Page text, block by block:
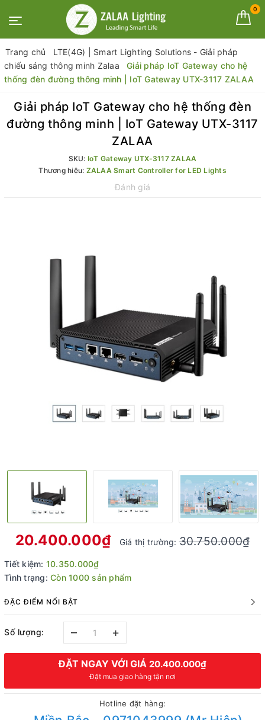
0
Trang chủ
LTE(4G) | Smart Lighting Solutions - Giải pháp
chiếu sáng thông minh Zalaa
Giải pháp IoT Gateway cho hệ
thống đèn đường thông minh | IoT Gateway UTX-3117 ZALAA
Giải pháp IoT Gateway cho hệ thống đèn
đường thông minh | IoT Gateway UTX-3117
ZALAA
SKU: IoT Gateway UTX-3117 ZALAA
Thương hiệu: ZALAA Smart Controller for LED Lights
Đánh giá
20.400.000₫ Giá thị trường:30.750.000₫
Tiết kiệm: 10.350.000₫
Tình trạng: Còn 1000 sản phẩm
ĐẶC ĐIỂM NỔI BẬT
Số lượng: – +
ĐẶT NGAY VỚI GIÁ 20.400.000₫
Đặt mua giao hàng tận nơi
Hotline đặt hàng: